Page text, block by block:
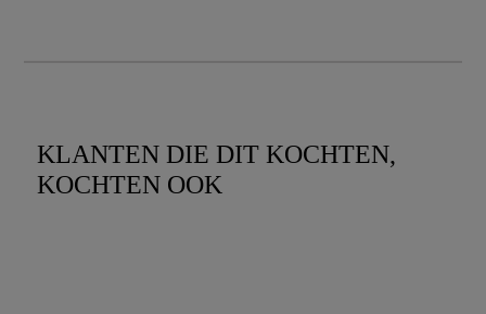
KLANTEN DIE DIT KOCHTEN,
KOCHTEN OOK